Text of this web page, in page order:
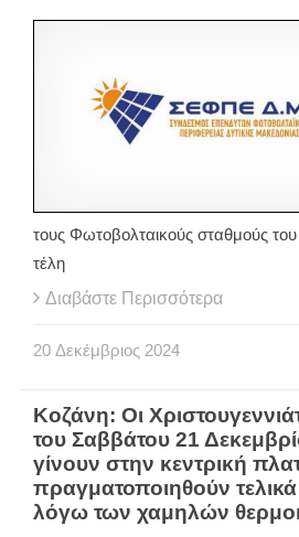
τους Φωτοβολταικούς σταθμούς
τέλη
Διαβάστε Περισσότερα
20 Δεκέμβριος 2024
Κοζάνη: Οι
του Σαββάτου 21
γίνουν στην κεντρική
πραγματοποιηθούν
λόγω των χαμηλών